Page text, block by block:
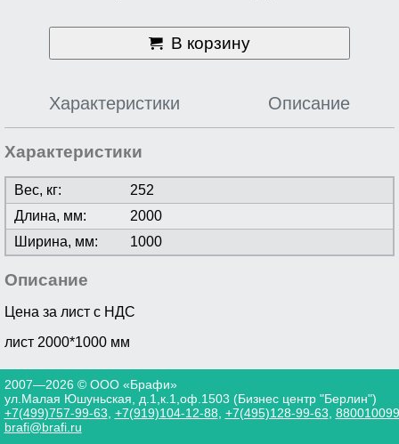
В корзину
Характеристики Описание
Характеристики
Вес, кг:
252
Длина, мм:
2000
Ширина, мм:
1000
Описание
Цена за лист с НДС
лист 2000*1000 мм
2007—2026 © ООО «Брафи»
ул.Малая Юшуньская, д.1,к.1,оф.1503 (Бизнес центр "Берлин")
+7(499)757-99-63 +7(919)104-12-88 +7(495)128-99-63
brafi@brafi.ru